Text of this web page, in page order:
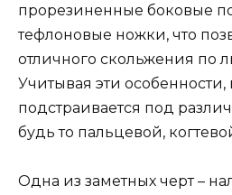
прорезиненные боковые
тефлоновые ножки, что
отличного скольжения по
Учитывая эти
подстраивается под
будь то пальцевой,
Одна из заметных черт –